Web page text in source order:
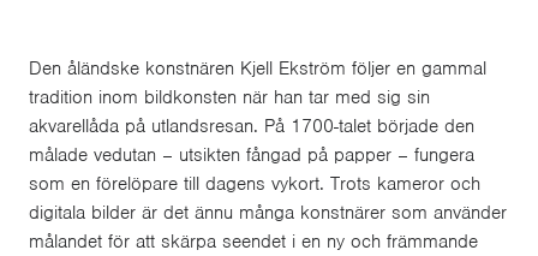
Den åländske konstnären Kjell Ekström följer en gammal
tradition inom bildkonsten när han tar med sig sin
akvarellåda på utlandsresan. På 1700-talet började den
målade vedutan – utsikten fångad på papper – fungera
som en förelöpare till dagens vykort. Trots kameror och
digitala bilder är det ännu många konstnärer som använder
målandet för att skärpa seendet i en ny och främmande